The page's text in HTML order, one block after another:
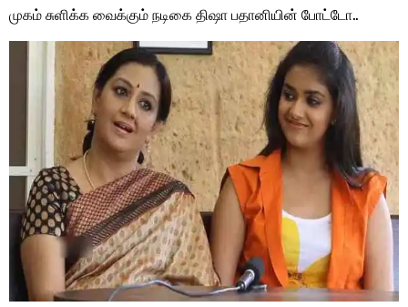
முகம் சுளிக்க வைக்கும் நடிகை திஷா பதானியின் போட்டோ..